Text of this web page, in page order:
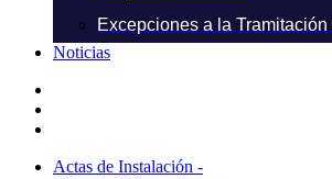
Excepciones a la
Noticias
Actas de Instalación -